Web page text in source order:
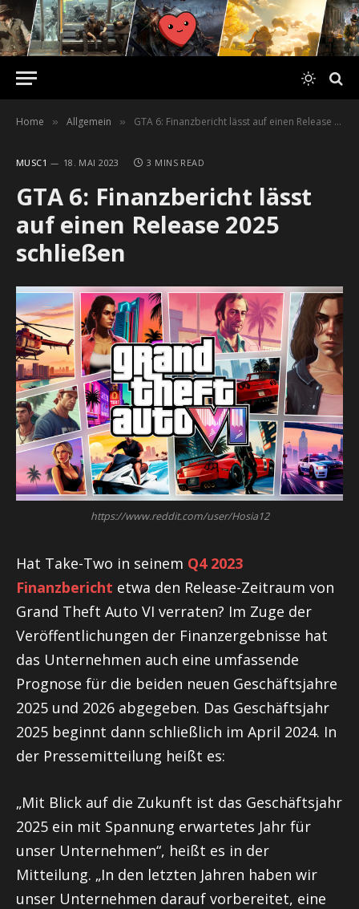
Home » Allgemein » GTA 6: Finanzbericht lässt auf einen Release 2025 schließen
MUSC1 18. MAI 2023 3 MINS READ
GTA 6: Finanzbericht lässt
auf einen Release 2025
schließen
https://www.reddit.com/user/Hosia12
Hat Take-Two in seinem Q4 2023
Finanzbericht etwa den Release-Zeitraum von
Grand Theft Auto VI verraten? Im Zuge der
Veröffentlichungen der Finanzergebnisse hat
das Unternehmen auch eine umfassende
Prognose für die beiden neuen Geschäftsjahre
2025 und 2026 abgegeben. Das Geschäftsjahr
2025 beginnt dann schließlich im April 2024. In
der Pressemitteilung heißt es:
„Mit Blick auf die Zukunft ist das Geschäftsjahr
2025 ein mit Spannung erwartetes Jahr für
unser Unternehmen“, heißt es in der
Mitteilung. „In den letzten Jahren haben wir
unser Unternehmen darauf vorbereitet, eine